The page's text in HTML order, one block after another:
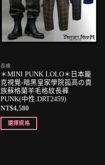
長褲
＊MINI PUNK LOLO＊日本龐
克視覺-暗黑皇家學院孤高の貴
族蘇格蘭羊毛格紋長褲
PUNK(中性.DRT2459)
NT$4,580
選擇規格